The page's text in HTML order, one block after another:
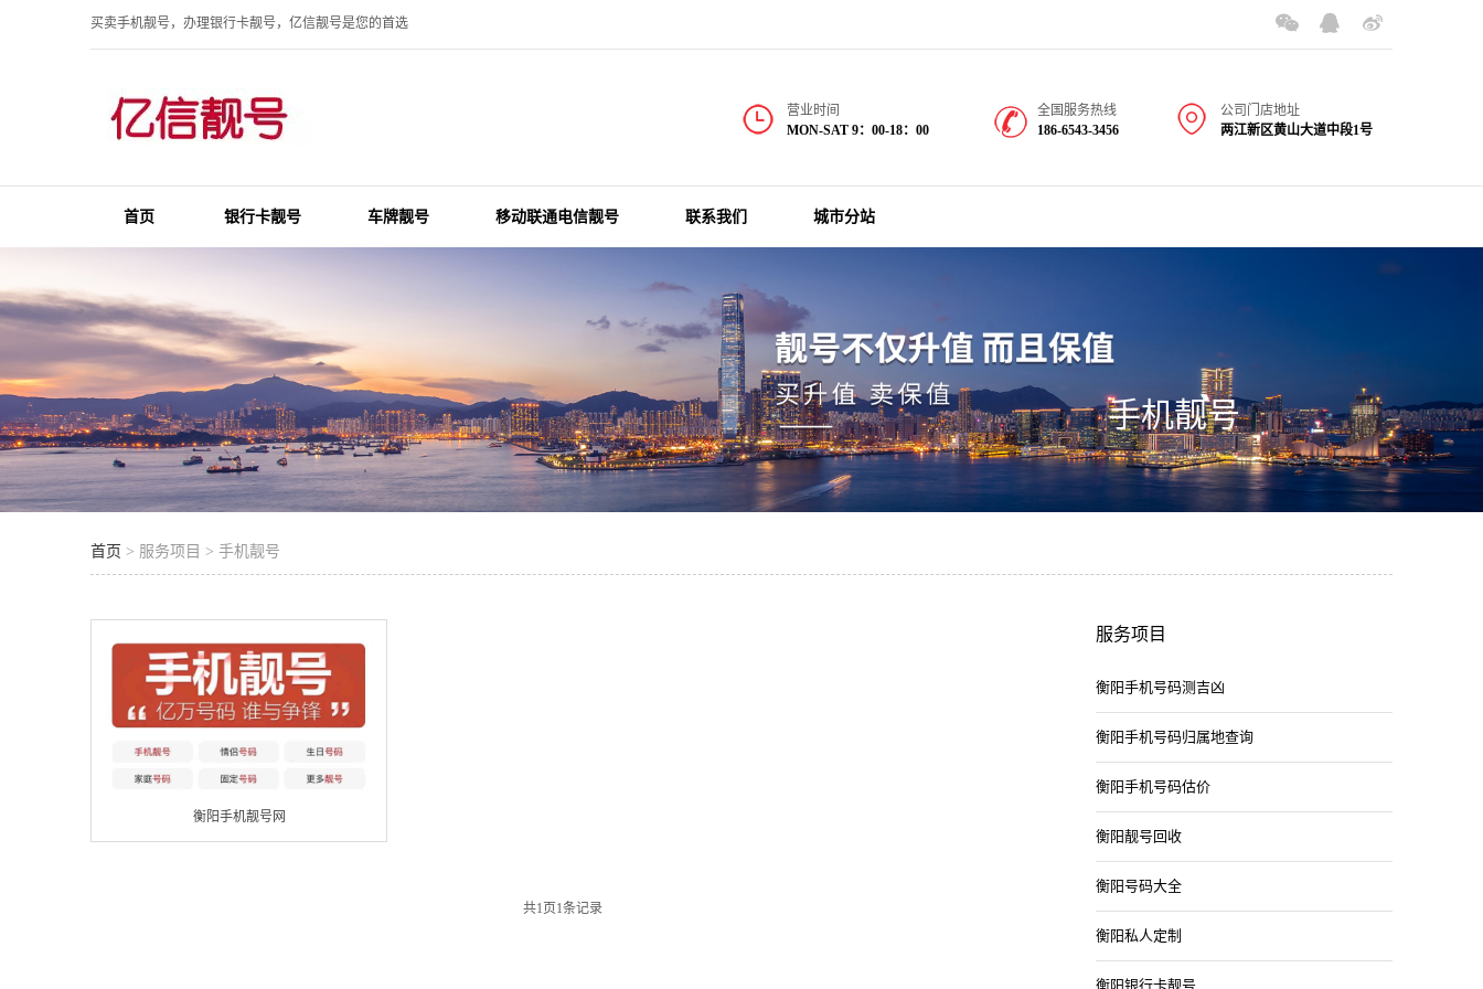
买卖手机靓号，办理银行卡靓号，亿信靓号是您的首选
营业时间
MON-SAT 9：00-18：00
全国服务热线
186-6543-3456
公司门店地址
两江新区黄山大道中段1号
首页 银行卡靓号 车牌靓号 移动联通电信靓号 联系我们 城市分站
手机靓号
首页 > 服务项目 > 手机靓号
衡阳手机靓号网
共1 页1条记录
服务项目
衡阳手机号码测吉凶
衡阳手机号码归属地查询
衡阳手机号码估价
衡阳靓号回收
衡阳号码大全
衡阳私人定制
衡阳银行卡靓号